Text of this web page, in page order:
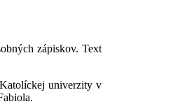
zápiskov. Text
univerzity v